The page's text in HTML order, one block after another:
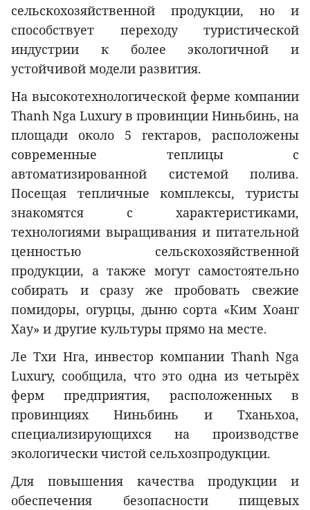
сельскохозяйственной продукции, но и
способствует переходу туристической
индустрии к более экологичной и
устойчивой модели развития.
На высокотехнологической ферме компании
Thanh Nga Luxury в провинции Ниньбинь, на
площади около 5 гектаров, расположены
современные теплицы с
автоматизированной системой полива.
Посещая тепличные комплексы, туристы
знакомятся с характеристиками,
технологиями выращивания и питательной
ценностью сельскохозяйственной
продукции, а также могут самостоятельно
собирать и сразу же пробовать свежие
помидоры, огурцы, дыню сорта «Ким Хоанг
Хау» и другие культуры прямо на месте.
Ле Тхи Нга, инвестор компании Thanh Nga
Luxury, сообщила, что это одна из четырёх
ферм предприятия, расположенных в
провинциях Ниньбинь и Тханьхоа,
специализирующихся на производстве
экологически чистой сельхозпродукции.
Для повышения качества продукции и
обеспечения безопасности пищевых